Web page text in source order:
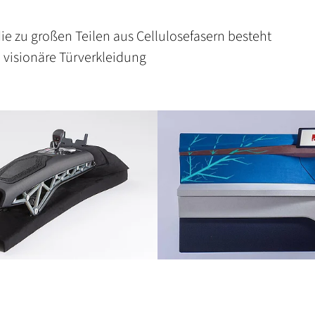
zu großen Teilen aus Cellulosefasern besteht
Türverkleidung